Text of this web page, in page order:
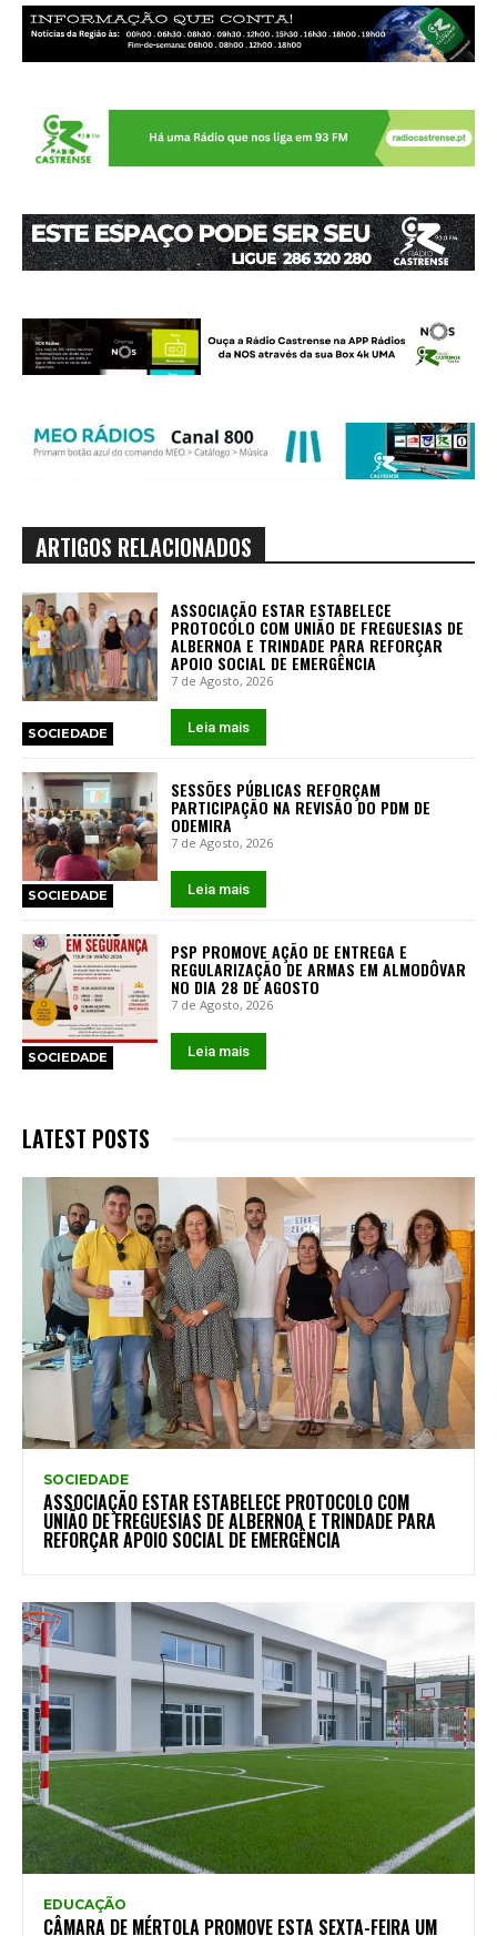
ARTIGOS RELACIONADOS
SOCIEDADE
ASSOCIAÇÃO ESTAR ESTABELECE
PROTOCOLO COM UNIÃO DE FREGUESIAS DE
ALBERNOA E TRINDADE PARA REFORÇAR
APOIO SOCIAL DE EMERGÊNCIA
7 de Agosto, 2026
Leia mais
SOCIEDADE
SESSÕES PÚBLICAS REFORÇAM
PARTICIPAÇÃO NA REVISÃO DO PDM DE
ODEMIRA
7 de Agosto, 2026
Leia mais
SOCIEDADE
PSP PROMOVE AÇÃO DE ENTREGA E
REGULARIZAÇÃO DE ARMAS EM ALMODÔVAR
NO DIA 28 DE AGOSTO
7 de Agosto, 2026
Leia mais
LATEST POSTS
SOCIEDADE
ASSOCIAÇÃO ESTAR ESTABELECE PROTOCOLO COM
UNIÃO DE FREGUESIAS DE ALBERNOA E TRINDADE PARA
REFORÇAR APOIO SOCIAL DE EMERGÊNCIA
EDUCAÇÃO
CÂMARA DE MÉRTOLA PROMOVE ESTA SEXTA-FEIRA UM